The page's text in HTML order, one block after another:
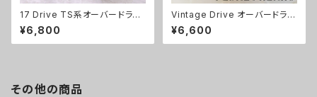
17 Drive TS系オーバードライ
ブキット【BASIC KIT】
¥6,800
Vintage Drive オーバードライ
ブキット【PEDAL FREAKS】
¥6,600
その他の商品